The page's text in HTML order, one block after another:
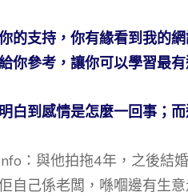
的支持，你有緣看到我的
你參考，讓你可以學習最
白到感情是怎麼一回事；
：與他拍拖4年，之後結
自己係老闆，喺嗰邊有生意